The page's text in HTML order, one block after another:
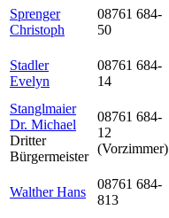
Sprenger
Christoph
08761 684-
50
Stadler
Evelyn
08761 684-
14
Stanglmaier
Dr. Michael
Dritter
Bürgermeister
08761 684-
12
(Vorzimmer)
Walther Hans
08761 684-
813